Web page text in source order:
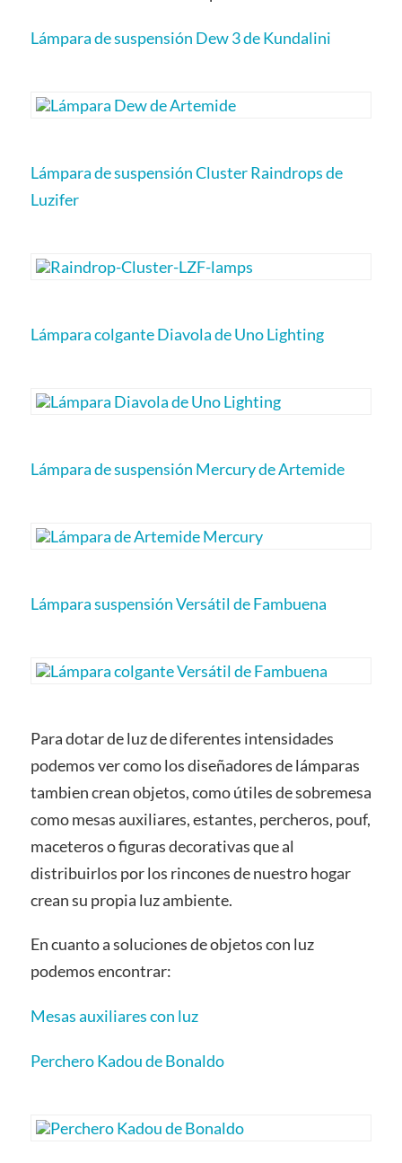
Lámpara de suspensión Dew 3 de Kundalini
Lámpara de suspensión Cluster Raindrops de
Luzifer
Lámpara colgante Diavola de Uno Lighting
Lámpara de suspensión Mercury de Artemide
Lámpara suspensión Versátil de Fambuena
Para dotar de luz de diferentes intensidades
podemos ver como los diseñadores de lámparas
tambien crean objetos, como útiles de sobremesa
como mesas auxiliares, estantes, percheros, pouf,
maceteros o figuras decorativas que al
distribuirlos por los rincones de nuestro hogar
crean su propia luz ambiente.
En cuanto a soluciones de objetos con luz
podemos encontrar:
Mesas auxiliares con luz
Perchero Kadou de Bonaldo